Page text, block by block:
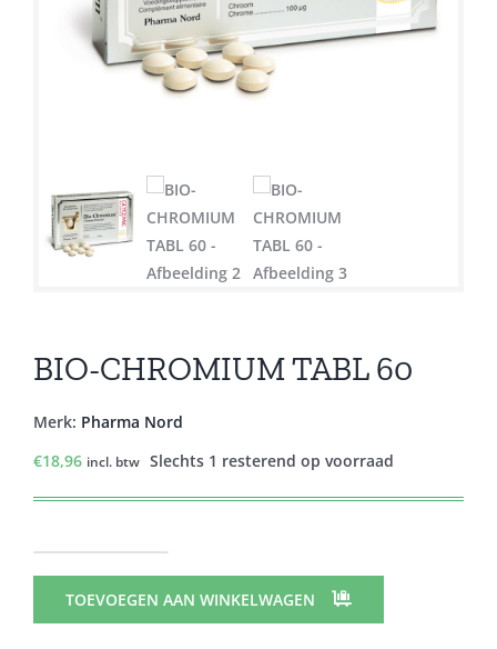
BIO-CHROMIUM TABL 60
Merk: Pharma Nord
€18,96 incl. btw Slechts 1 resterend op voorraad
CHROMIUM
TABL
TOEVOEGEN AAN WINKELWAGEN